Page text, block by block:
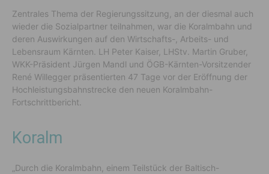
Zentrales Thema der Regierungssitzung, an der diesmal auch
wieder die Sozialpartner teilnahmen, war die Koralmbahn und
deren Auswirkungen auf den Wirtschafts-, Arbeits- und
Lebensraum Kärnten. LH Peter Kaiser, LHStv. Martin Gruber,
WKK-Präsident Jürgen Mandl und ÖGB-Kärnten-Vorsitzender
René Willegger präsentierten 47 Tage vor der Eröffnung der
Hochleistungsbahnstrecke den neuen Koralmbahn-
Fortschrittbericht.
Koralm
„Durch die Koralmbahn, einem Teilstück der Baltisch-